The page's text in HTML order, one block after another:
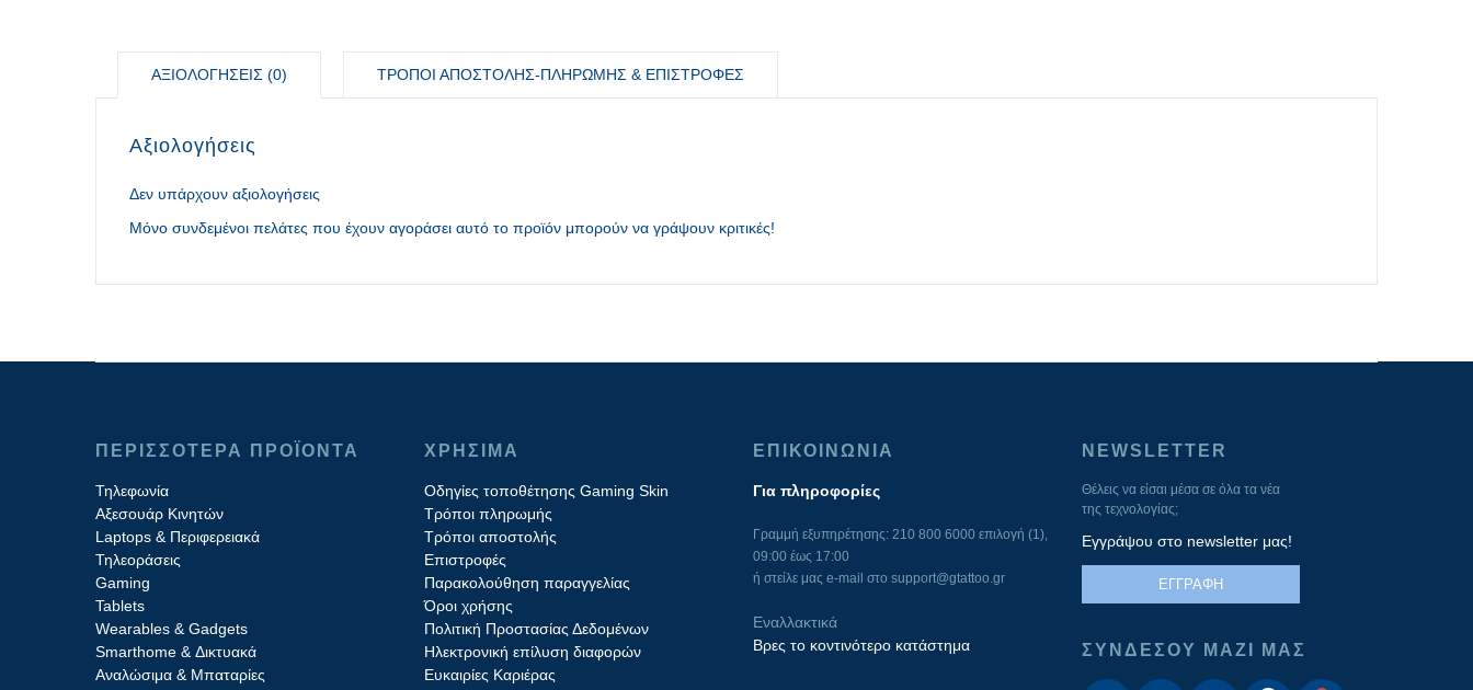
ΑΞΙΟΛΟΓΉΣΕΙΣ (0)
Αξιολογήσεις
Δεν υπάρχουν αξιολογήσεις
Μόνο συνδεμένοι πελάτες που έχουν αγοράσει αυτό το προϊόν μπορούν να γράψουν κριτικές!
ΤΡΟΠΟΙ ΑΠΟΣΤΟΛΗΣ-ΠΛΗΡΩΜΗΣ & ΕΠΙΣΤΡΟΦΕΣ
ΠΕΡΙΣΣΟΤΕΡΑ ΠΡΟΪΟΝΤΑ
Τηλεφωνία
Αξεσουάρ Κινητών
Laptops & Περιφερειακά
Τηλεοράσεις
Gaming
Tablets
Wearables & Gadgets
Smarthome & Δικτυακά
Aναλώσιμα & Μπαταρίες
ΧΡΗΣΙΜΑ
Οδηγίες τοποθέτησης Gaming Skin
Τρόποι πληρωμής
Τρόποι αποστολής
Επιστροφές
Παρακολούθηση παραγγελίας
Όροι χρήσης
Πολιτική Προστασίας Δεδομένων
Ηλεκτρονική επίλυση διαφορών
Ευκαιρίες Καριέρας
ΕΠΙΚΟΙΝΩΝΙΑ
Για πληροφορίες
Γραμμή εξυπηρέτησης: 210 800 6000 επιλογή (1),
09:00 έως 17:00
ή στείλε μας e-mail στο support@gtattoo.gr
Εναλλακτικά
Βρες το κοντινότερο κατάστημα
NEWSLETTER
Θέλεις να είσαι μέσα σε όλα τα νέα
της τεχνολογίας;
Εγγράψου στο newsletter μας!
ΕΓΓΡΑΦΗ
ΣΥΝΔΕΣΟΥ ΜΑΖΙ ΜΑΣ